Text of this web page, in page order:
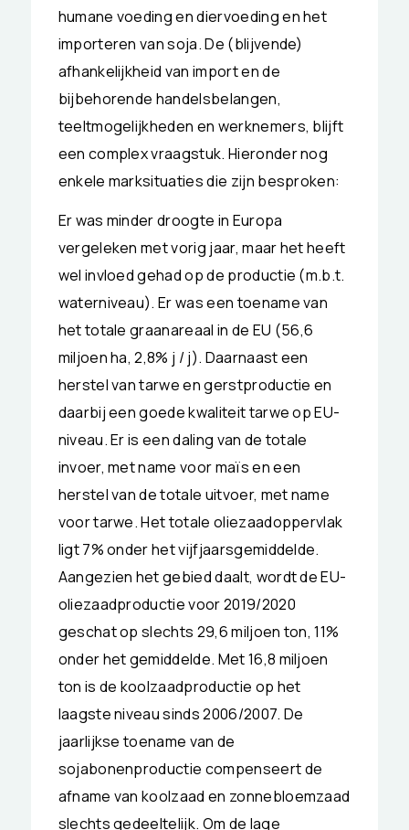
humane voeding en diervoeding en het
importeren van soja. De (blijvende)
afhankelijkheid van import en de
bijbehorende handelsbelangen,
teeltmogelijkheden en werknemers, blijft
een complex vraagstuk. Hieronder nog
enkele marksituaties die zijn besproken:
Er was minder droogte in Europa
vergeleken met vorig jaar, maar het heeft
wel invloed gehad op de productie (m.b.t.
waterniveau). Er was een toename van
het totale graanareaal in de EU (56,6
miljoen ha, 2,8% j / j). Daarnaast een
herstel van tarwe en gerstproductie en
daarbij een goede kwaliteit tarwe op EU-
niveau. Er is een daling van de totale
invoer, met name voor maïs en een
herstel van de totale uitvoer, met name
voor tarwe. Het totale oliezaadoppervlak
ligt 7% onder het vijfjaarsgemiddelde.
Aangezien het gebied daalt, wordt de EU-
oliezaadproductie voor 2019/2020
geschat op slechts 29,6 miljoen ton, 11%
onder het gemiddelde. Met 16,8 miljoen
ton is de koolzaadproductie op het
laagste niveau sinds 2006/2007. De
jaarlijkse toename van de
sojabonenproductie compenseert de
afname van koolzaad en zonnebloemzaad
slechts gedeeltelijk. Om de lage